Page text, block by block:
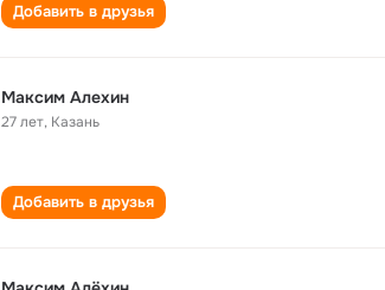
Добавить в друзья
Максим Алехин
27 лет, Казань
Добавить в друзья